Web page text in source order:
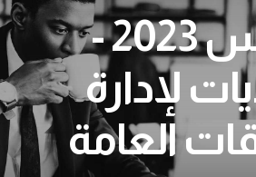
مارس 2023 -
لإدارة
العامة